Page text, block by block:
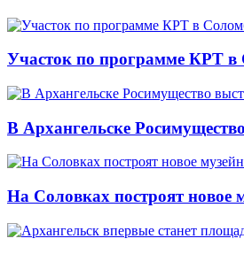
Участок по программе КРТ в
В Архангельске
На Соловках построят новое